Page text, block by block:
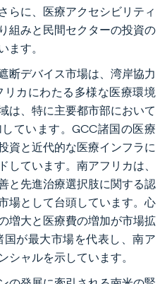
らに、医療アクセシビリティ
組みと民間セクターの投資の
ます。
断デバイス市場は、湾岸協力
カにわたる多様な医療環境
は、特に主要都市部において
ています。GCC諸国の医療
資と近代的な医療インフラに
しています。南アフリカは、
と先進治療選択肢に関する認
場として台頭しています。心
増大と医療費の増加が市場拡
が最大市場を代表し、南ア
シャルを示しています。